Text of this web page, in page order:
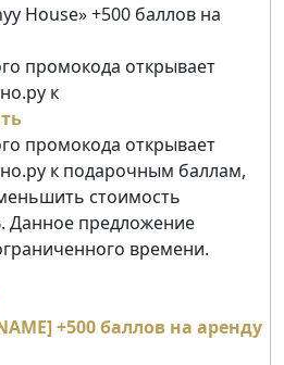
House» +500 баллов на
промокода открывает
к
промокода открывает
к подарочным баллам,
стоимость
Данное предложение
времени.